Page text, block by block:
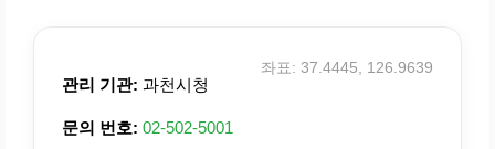
관리 기관: 과천시청
문의 번호: 02-502-5001
좌표: 37.4445, 126.9639